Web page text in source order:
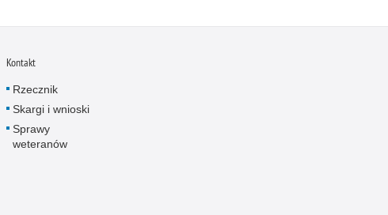
Niszczenie mienia
Nowoczesne technologie w pracy Policji
Kontakt
Rzecznik
Skargi i wnioski
Sprawy
weteranów